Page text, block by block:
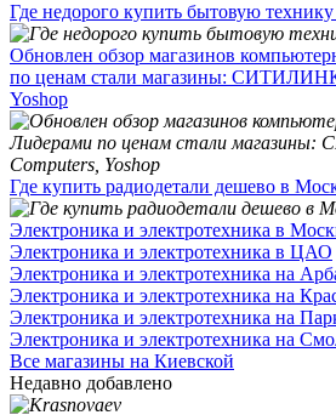
Где недорого купить бытовую
Обновлен обзор магазинов
по ценам стали магазины:
Yoshop
Где купить радиодетали дешево в
Электроника и электротехника в
Электроника и электротехника в ЦАО
Электроника и электротехника на
Электроника и электротехника на
Электроника и электротехника на
Электроника и электротехника на
Все магазины на Киевской
Недавно добавлено